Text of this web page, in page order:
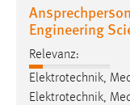
Engineering
Relevanz:
Elektrotechnik,
Elektrotechnik,